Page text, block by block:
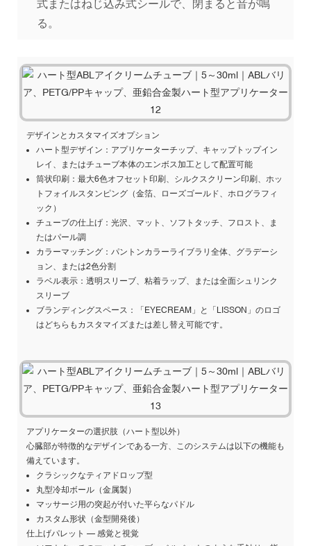
式またはねじ込み式シールで、閉まると音が鳴
る。
デザインとカスタマイズオプション
ハート型デザイン：アプリケーターチップ、キャップトップイン
レイ、またはチューブ本体のエンボス加工として配置可能
筒状印刷：最大6色オフセット印刷、シルクスクリーン印刷、ホッ
トフォイルスタンピング（金箔、ローズゴールド、ホログラフィ
ック）
チューブの仕上げ：光沢、マット、ソフトタッチ、フロスト、ま
たはパール調
カラーマッチング：パントンカラーライブラリ全体、グラデーシ
ョン、または2色分割
ラベル表示：透明スリーブ、粘着ラップ、または全面シュリンク
スリーブ
ブランディングスペース：「EYECREAM」と「LISSON」のロゴ
はどちらもカス​​タマイズまたは差し替え可能です。
アプリケーターの選択肢（ハート型以外）
心臓部が特徴的なデザインである一方、このシステムは以下の機能も
備えています。
クラシックなティアドロップ型
丸型冷却ボール（金属製）
マッサージ用の突起が付いた平らなパドル
カスタム形状（金型開発後）
仕上げパレット — 感覚と視覚